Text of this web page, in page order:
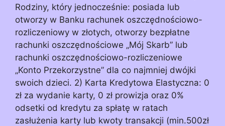
Rodziny, który jednocześnie: posiada lub
otworzy w Banku rachunek oszczędnościowo-
rozliczeniowy w złotych, otworzy bezpłatne
rachunki oszczędnościowe „Mój Skarb” lub
rachunki oszczędnościowo-rozliczeniowe
„Konto Przekorzystne” dla co najmniej dwójki
swoich dzieci. 2) Karta Kredytowa Elastyczna: 0
zł za wydanie karty, 0 zł prowizja oraz 0%
odsetki od kredytu za spłatę w ratach
zasłużenia karty lub kwoty transakcji (min.500zł